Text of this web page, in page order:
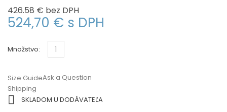
426.58 € bez DPH
524,70 € s DPH
Množstvo:
Size Guide
Shipping
Ask a Question
 SKLADOM U DODÁVATEĽA